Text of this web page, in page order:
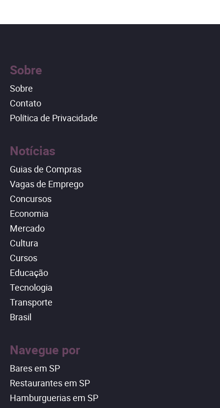
Sobre
Sobre
Contato
Política de Privacidade
Notícias
Guias de Compras
Vagas de Emprego
Concursos
Economia
Mercado
Cultura
Cursos
Educação
Tecnologia
Transporte
Brasil
Navegue por
Bares em SP
Restaurantes em SP
Hamburguerias em SP